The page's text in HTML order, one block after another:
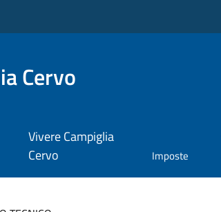
Cervo
Vivere Campiglia
Cervo
Imposte